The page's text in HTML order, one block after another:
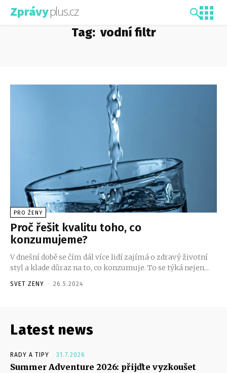
Zprávyplus.cz
Tag: vodní filtr
PRO ŽENY
Proč řešit kvalitu toho, co
konzumujeme?
V dnešní době se čím dál více lidí zajímá o zdravý životní
styl a klade důraz na to, co konzumuje. To se týká nejen...
SVET ZENY - 26.5.2024
Latest news
RADY A TIPY 31.7.2026
Summer Adventure 2026: přijďte vyzkoušet